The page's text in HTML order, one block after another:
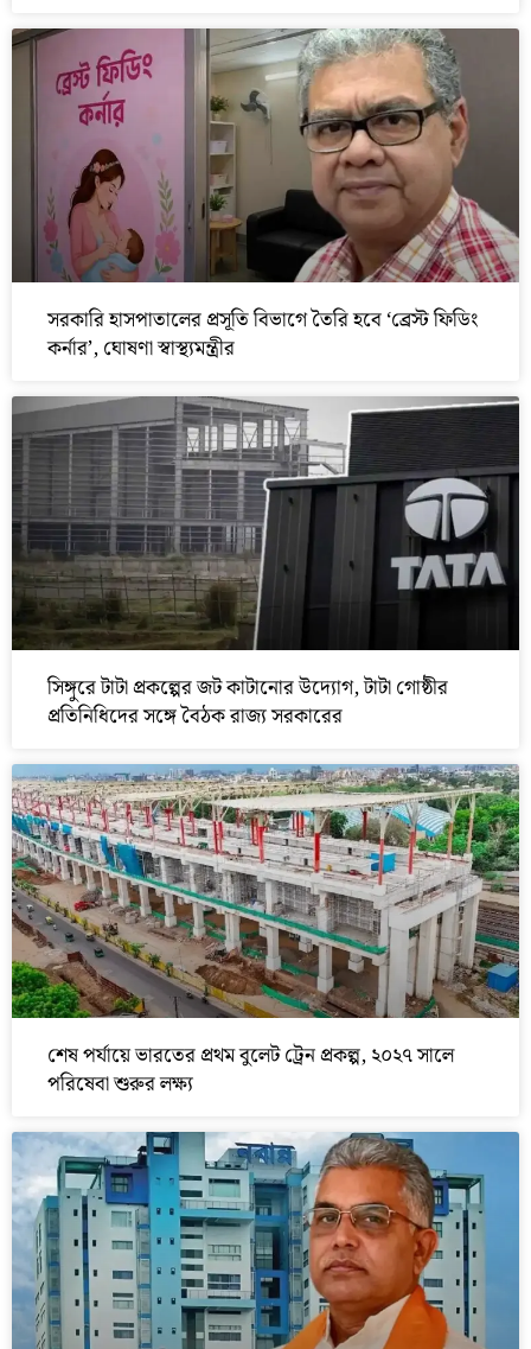
সরকারি হাসপাতালের প্রসূতি বিভাগে তৈরি হবে ‘ব্রেস্ট ফিডিং
কর্নার’, ঘোষণা স্বাস্থ্যমন্ত্রীর
সিঙ্গুরে টাটা প্রকল্পের জট কাটানোর উদ্যোগ, টাটা গোষ্ঠীর
প্রতিনিধিদের সঙ্গে বৈঠক রাজ্য সরকারের
শেষ পর্যায়ে ভারতের প্রথম বুলেট ট্রেন প্রকল্প, ২০২৭ সালে
পরিষেবা শুরুর লক্ষ্য